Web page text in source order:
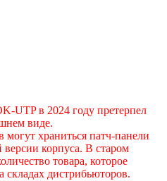
UTP в 2024 году претерпел
виде.
храниться патч-панели
корпуса. В старом
товара, которое
дистрибьюторов.